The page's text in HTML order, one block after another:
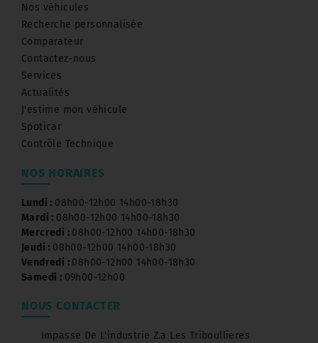
Nos véhicules
Recherche personnalisée
Comparateur
Contactez-nous
Services
Actualités
J'estime mon véhicule
Spoticar
Contrôle Technique
NOS HORAIRES
Lundi : 08h00-12h00 14h00-18h30
Mardi : 08h00-12h00 14h00-18h30
Mercredi : 08h00-12h00 14h00-18h30
Jeudi : 08h00-12h00 14h00-18h30
Vendredi : 08h00-12h00 14h00-18h30
Samedi : 09h00-12h00
NOUS CONTACTER
Impasse De L'industrie Z.a Les Triboullieres